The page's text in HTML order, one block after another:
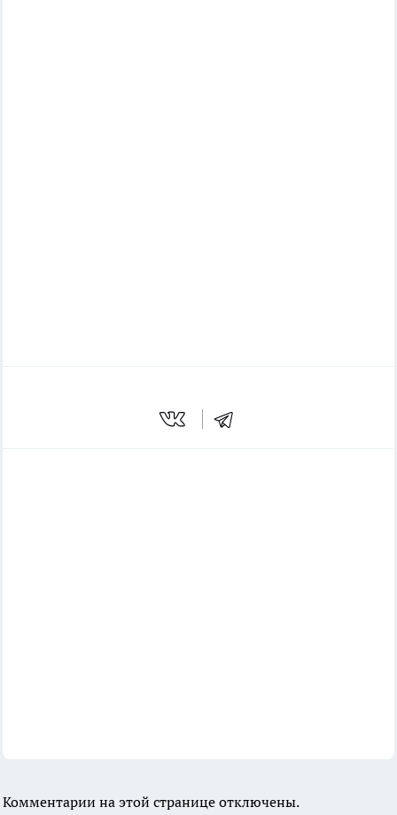
Комментарии на этой странице отключены.